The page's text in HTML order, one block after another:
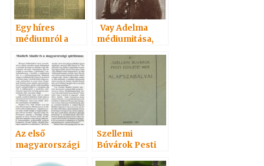
Egy híres
médiumról a
újságban 1901
Vay Adelma
médiumitása,
Az első
magyarországi
Szellemi
Búvárok Pesti